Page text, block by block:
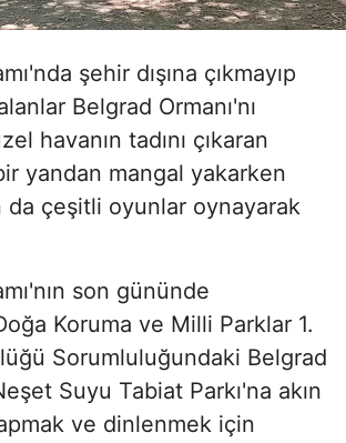
şehir dışına çıkmayıp
Belgrad Ormanı'nı
havanın tadını çıkaran
yandan mangal yakarken
da çeşitli oyunlar oynayarak
son gününde
Koruma ve Milli Parklar 1.
Sorumluluğundaki Belgrad
Suyu Tabiat Parkı'na akın
ve dinlenmek için